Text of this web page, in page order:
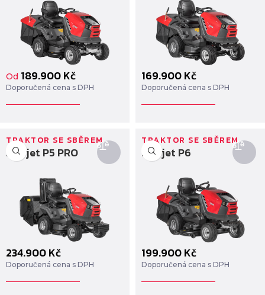
Od 189.900Kč
Doporučená cena s DPH
169.900Kč
Doporučená cena s DPH
Starjet P5 PRO
TRAKTOR SE SBĚREM
234.900Kč
Doporučená cena s DPH
Starjet P6
TRAKTOR SE SBĚREM
199.900Kč
Doporučená cena s DPH